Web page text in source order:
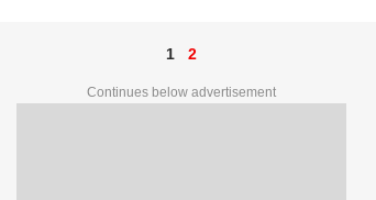
1 2
Continues below advertisement